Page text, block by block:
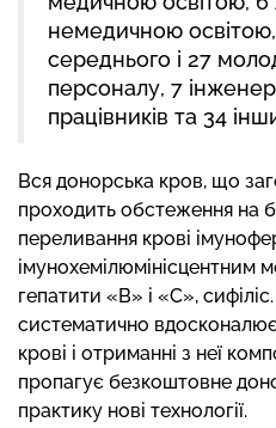
немедичною
середнього і 27
персоналу, 7
працівників та 34
Вся донорська кров, що
проходить обстеження на
переливання крові
імунохемілюмінісцентним
гепатити «В» і «С»,
систематично вдосконалює
крові і отриманні з неї
пропагує безкоштовне
практику нові технології.